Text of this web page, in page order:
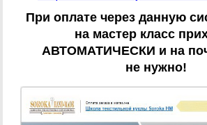
При оплате через данную
на мастер класс
АВТОМАТИЧЕСКИ и на
не нужно!